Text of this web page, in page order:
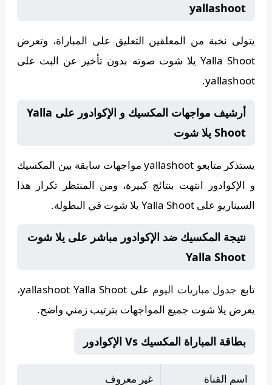
yallashoot
يتولى نخبة من المعلقين التعليق على المباراة، وتعرض
Yalla Shoot يلا شوت
صوته بدون تأخير عن البث على
yallashoot.
أرشيف مواجهات المكسيك و الإكوادور على Yalla
Shoot يلا شوت
يستذكر متابعو yallashoot مواجهات سابقة بين المكسيك
و الإكوادور انتهت بنتائج كبيرة، ومن المنتظر تكرار هذا
السيناريو على Yalla Shoot يلا شوت في البطولة.
نتيجة المكسيك ضد الإكوادور مباشر على يلا شوت
Yalla Shoot
تابع جدول مباريات اليوم على yallashoot Yalla Shoot،
يعرض يلا شوت جميع المواجهات بترتيب زمني واضح.
بطاقة المباراة المكسيك Vs الإكوادور
اسم القناة غير معروف